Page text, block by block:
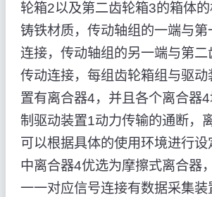
轮箱2以及第二齿轮箱3的箱体
铸铁材质，传动轴组的一端与第
连接，传动轴组的另一端与第二
传动连接，每组齿轮箱组与驱
置有离合器4，并且各个离合器
制驱动装置1动力传输的通断，
可以根据具体的使用环境进行设
中离合器4优选为摩擦式离合器
一一对应信号连接有数据采集